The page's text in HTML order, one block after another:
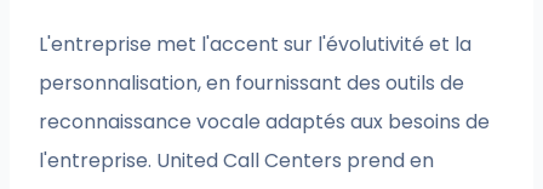
L'entreprise met l'accent sur l'évolutivité et la
personnalisation, en fournissant des outils de
reconnaissance vocale adaptés aux besoins de
l'entreprise. United Call Centers prend en